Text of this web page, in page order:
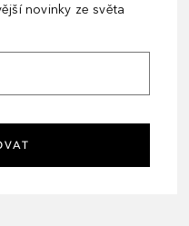
novinky ze světa